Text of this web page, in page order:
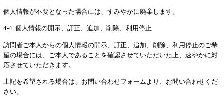
個人情報が不要となった場合には、すみやかに廃棄します。
4-4. 個人情報の開示、訂正、追加、削除、利用停止
訪問者ご本人からの個人情報の開示、訂正、追加、削除、利用停止のご希
望の場合には、ご本人であることを確認させていただいた上、速やかに対
応させていただきます。
上記を希望される場合は、お問い合わせフォームより、お問い合わせくだ
さい。